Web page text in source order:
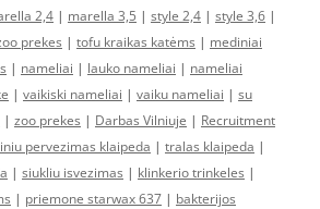
2,4 | marella 3,5 | style 2,4 | style 3,6 |
prekes | tofu kraikas katėms | mediniai
| nameliai | lauko nameliai | nameliai
| vaikiski nameliai | vaiku nameliai | su
| zoo prekes | Darbas Vilniuje | Recruitment
pervezimas klaipeda | tralas klaipeda |
| siukliu isvezimas | klinkerio trinkeles |
| priemone starwax 637 | bakterijos